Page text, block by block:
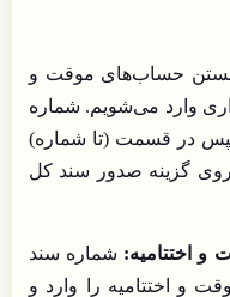
بستن حساب‌های موقت و
وارد می‌شویم. شماره
در قسمت (تا شماره)
گزینه صدور سند کل
اختتامیه: شماره سند
و اختتامیه را وارد و